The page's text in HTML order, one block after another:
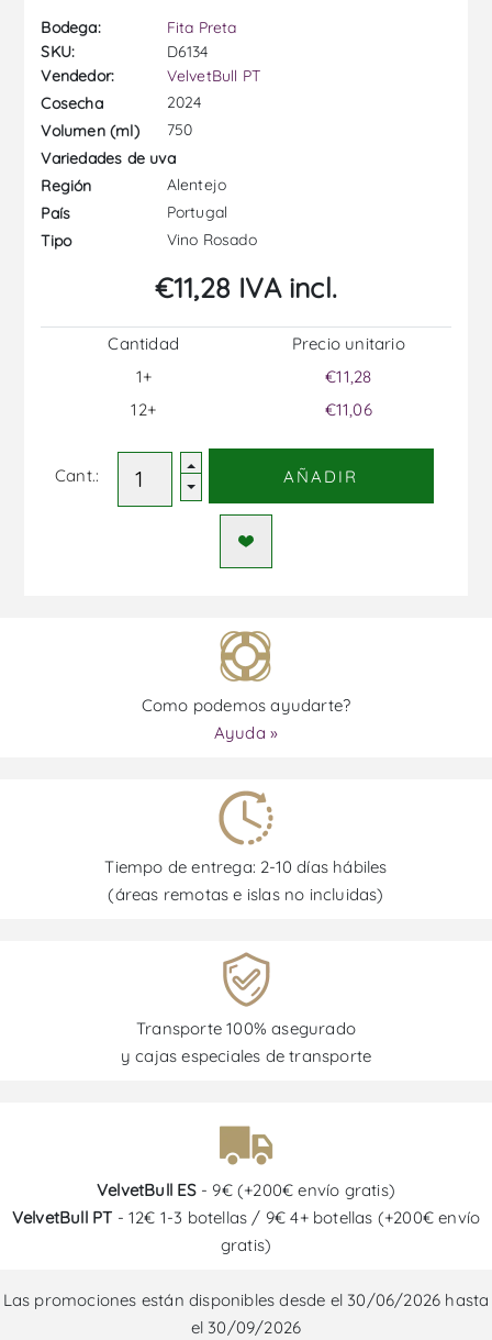
Bodega:
Fita Preta
SKU:
D6134
Vendedor:
VelvetBull PT
Cosecha
2024
Volumen (ml)
750
Variedades de uva
Región
Alentejo
País
Portugal
Tipo
Vino Rosado
€11,28 IVA incl.
Cantidad
1+
12+
Precio unitario
€11,28
€11,06
Cant.: AÑADIR
Como podemos ayudarte?
Ayuda »
Tiempo de entrega: 2-10 días hábiles
(áreas remotas e islas no incluidas)
Transporte 100% asegurado
y cajas especiales de transporte
VelvetBull ES- 9€ (+200€ envío gratis)
VelvetBull PT - 12€ 1-3 botellas / 9€ 4+ botellas (+200€ envío
gratis)
Las promociones están disponibles desde el 30/06/2026 hasta
el 30/09/2026